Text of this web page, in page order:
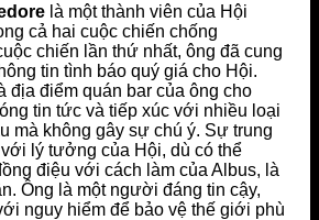
là một thành viên của Hội
cả hai cuộc chiến chống
chiến lần thứ nhất, ông đã cung
tin tình báo quý giá cho Hội.
địa điểm quán bar của ông cho
tin tức và tiếp xúc với nhiều loại
mà không gây sự chú ý. Sự trung
lý tưởng của Hội, dù có thể
điệu với cách làm của Albus, là
Ông là một người đáng tin cậy,
nguy hiểm để bảo vệ thế giới phù